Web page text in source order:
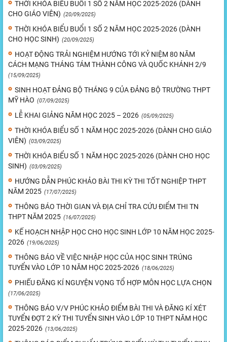
THỜI KHÓA BIỂU BUỔI 1 SỐ 2 NĂM HỌC 2025-2026 (DÀNH
CHO GIÁO VIÊN) (20/09/2025)
THỜI KHÓA BIỂU BUỔI 1 SỐ 2 NĂM HỌC 2025-2026 (DÀNH
CHO HỌC SINH) (20/09/2025)
HOẠT ĐỘNG TRẢI NGHIỆM HƯỚNG TỚI KỶ NIỆM 80 NĂM
CÁCH MẠNG THÁNG TÁM THÀNH CÔNG VÀ QUỐC KHÁNH 2/9
(15/09/2025)
SINH HOẠT ĐẢNG BỘ THÁNG 9 CỦA ĐẢNG BỘ TRƯỜNG THPT
MỸ HÀO (07/09/2025)
LỄ KHAI GIẢNG NĂM HỌC 2025 – 2026 (05/09/2025)
THỜI KHÓA BIỂU SỐ 1 NĂM HỌC 2025-2026 (DÀNH CHO GIÁO
VIÊN) (03/09/2025)
THỜI KHÓA BIỂU SỐ 1 NĂM HỌC 2025-2026 (DÀNH CHO HỌC
SINH) (03/09/2025)
HƯỚNG DẪN PHÚC KHẢO BÀI THI KỲ THI TỐT NGHIỆP THPT
NĂM 2025 (17/07/2025)
THÔNG BÁO THỜI GIAN VÀ ĐỊA CHỈ TRA CỨU ĐIỂM THI TN
THPT NĂM 2025 (16/07/2025)
KẾ HOẠCH NHẬP HỌC CHO HỌC SINH LỚP 10 NĂM HỌC 2025-
2026 (19/06/2025)
THÔNG BÁO VỀ VIỆC NHẬP HỌC CỦA HỌC SINH TRÚNG
TUYỂN VÀO LỚP 10 NĂM HỌC 2025-2026 (18/06/2025)
PHIẾU ĐĂNG KÍ NGUYỆN VỌNG TỔ HỢP MÔN HỌC LỰA CHỌN
(17/06/2025)
THÔNG BÁO V/V PHÚC KHẢO ĐIỂM BÀI THI VÀ ĐĂNG KÍ XÉT
TUYỂN ĐỢT 2 KỲ THI TUYỂN SINH VÀO LỚP 10 THPT NĂM HỌC
2025-2026 (13/06/2025)